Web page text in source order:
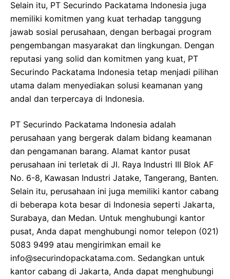
Selain itu, PT Securindo Packatama Indonesia juga
memiliki komitmen yang kuat terhadap tanggung
jawab sosial perusahaan, dengan berbagai program
pengembangan masyarakat dan lingkungan. Dengan
reputasi yang solid dan komitmen yang kuat, PT
Securindo Packatama Indonesia tetap menjadi pilihan
utama dalam menyediakan solusi keamanan yang
andal dan terpercaya di Indonesia.
PT Securindo Packatama Indonesia adalah
perusahaan yang bergerak dalam bidang keamanan
dan pengamanan barang. Alamat kantor pusat
perusahaan ini terletak di Jl. Raya Industri III Blok AF
No. 6-8, Kawasan Industri Jatake, Tangerang, Banten.
Selain itu, perusahaan ini juga memiliki kantor cabang
di beberapa kota besar di Indonesia seperti Jakarta,
Surabaya, dan Medan. Untuk menghubungi kantor
pusat, Anda dapat menghubungi nomor telepon (021)
5083 9499 atau mengirimkan email ke
info@securindopackatama.com. Sedangkan untuk
kantor cabang di Jakarta, Anda dapat menghubungi